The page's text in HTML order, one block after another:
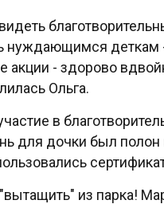
нуждающимся деткам
- здорово
Ольга.
в
для дочки был
из парка!